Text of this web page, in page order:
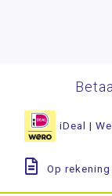
iDeal |
Op